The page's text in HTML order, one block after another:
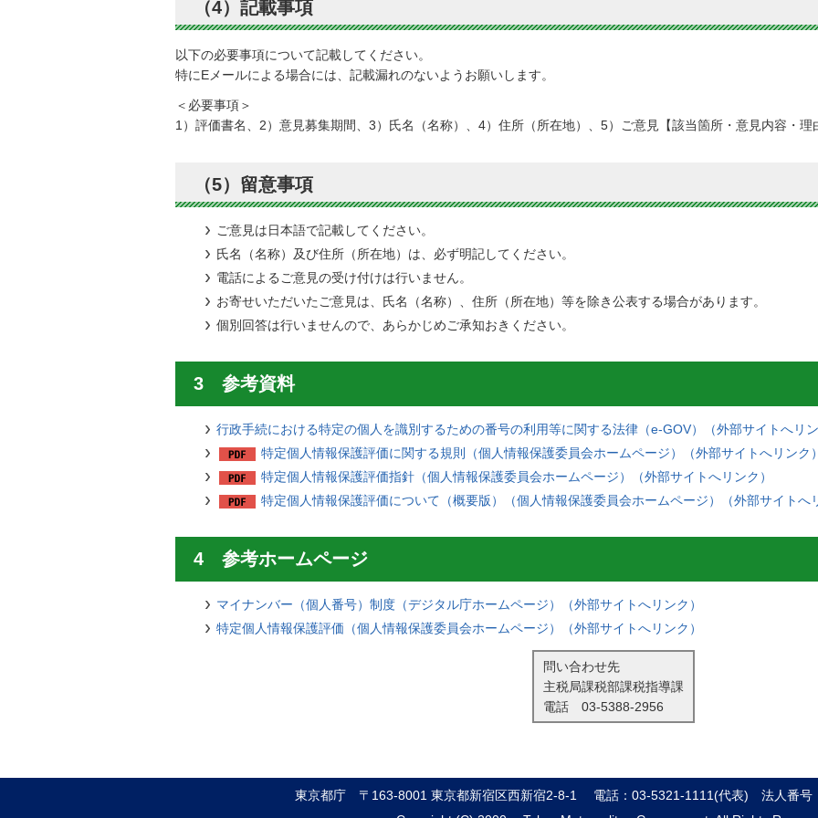
（4）記載事項
以下の必要事項について記載してください。
特にEメールによる場合には、記載漏れのないようお願いします。
＜必要事項＞
1）評価書名、2）意見募集期間、3）氏名（名称）、4）住所（所在地）、5）ご意見【該当箇所・意見内容・理
（5）留意事項
ご意見は日本語で記載してください。
氏名（名称）及び住所（所在地）は、必ず明記してください。
電話によるご意見の受け付けは行いません。
お寄せいただいたご意見は、氏名（名称）、住所（所在地）等を除き公表する場合があります。
個別回答は行いませんので、あらかじめご承知おきください。
3 参考資料
行政手続における特定の個人を識別するための番号の利用等に関する法律（e-GOV）（外部サイトへリ
特定個人情報保護評価に関する規則（個人情報保護委員会ホームページ）（外部サイトへリンク
特定個人情報保護評価指針（個人情報保護委員会ホームページ）（外部サイトへリンク）
特定個人情報保護評価について（概要版）（個人情報保護委員会ホームページ）（外部サイトへ
4 参考ホームページ
マイナンバー（個人番号）制度（デジタル庁ホームページ）（外部サイトへリンク）
特定個人情報保護評価（個人情報保護委員会ホームページ）（外部サイトへリンク）
問い合わせ先
主税局課税部課税指導課
電話 03-5388-2956
東京都庁 〒163-8001 東京都新宿区西新宿2-8-1 電話：03-5321-1111(代表)
法人番号